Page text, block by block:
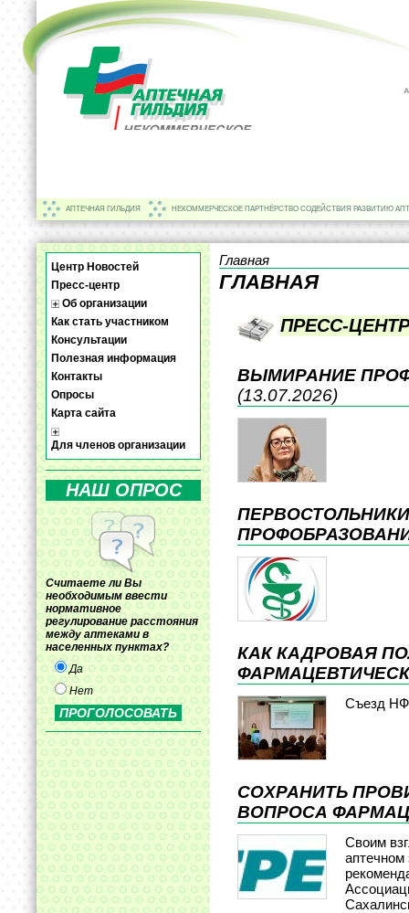
АПТЕЧНАЯ ГИЛЬДИЯ НЕКОММЕРЧЕСКОЕ ПАРТНЁРСТВО СОДЕЙСТВИЯ РАЗВИТИЮ
Центр Новостей
Пресс-центр
Об организации
Как стать участником
Консультации
Полезная информация
Контакты
Опросы
Карта сайта
Для членов организации
НАШ ОПРОС
Считаете ли Вы
необходимым ввести
нормативное
регулирование расстояния
между аптеками в
населенных пунктах?
Да
Нет
Главная
ГЛАВНАЯ
ПРЕСС-ЦЕНТР
ВЫМИРАНИЕ
(13.07.2026)
КАК КАДРОВАЯ
Съезд
СОХРАНИТЬ
ВОПРОСА
Своим
аптечном